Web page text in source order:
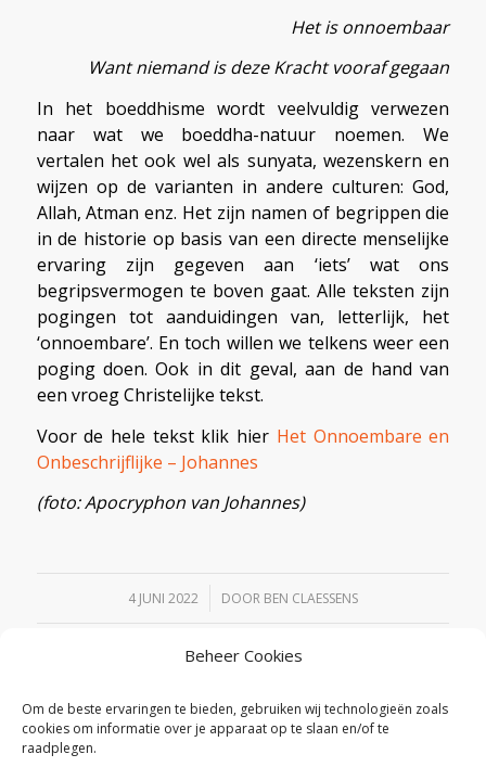
Beheer Cookies
Om de beste ervaringen te bieden, gebruiken wij technologieën zoals
cookies om informatie over je apparaat op te slaan en/of te
raadplegen.
Het is onnoembaar
Want niemand is deze Kracht vooraf gegaan
In het boeddhisme wordt veelvuldig verwezen
naar wat we boeddha-natuur noemen. We
vertalen het ook wel als sunyata, wezenskern en
wijzen op de varianten in andere culturen: God,
Allah, Atman enz. Het zijn namen of begrippen die
in de historie op basis van een directe menselijke
ervaring zijn gegeven aan ‘iets’ wat ons
begripsvermogen te boven gaat. Alle teksten zijn
pogingen tot aanduidingen van, letterlijk, het
‘onnoembare’. En toch willen we telkens weer een
poging doen. Ook in dit geval, aan de hand van
een vroeg Christelijke tekst.
Voor de hele tekst klik hier Het Onnoembare en
Onbeschrijflijke – Johannes
(foto: Apocryphon van Johannes)
4 JUNI 2022
/ DOOR BEN CLAESSENS